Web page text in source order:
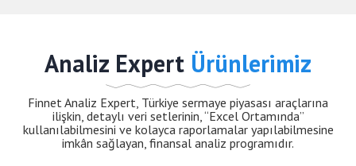
Analiz Expert Ürünlerimiz
Finnet Analiz Expert, Türkiye sermaye piyasası araçlarına
ilişkin, detaylı veri setlerinin, “Excel Ortamında”
kullanılabilmesini ve kolayca raporlamalar yapılabilmesine
imkân sağlayan, finansal analiz programıdır.